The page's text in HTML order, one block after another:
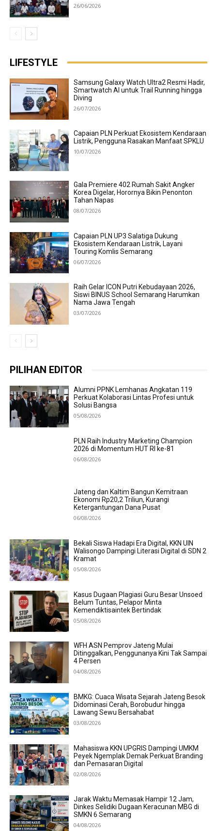
26/06/2026
LIFESTYLE
Samsung Galaxy Watch Ultra2 Resmi Hadir,
Smartwatch AI untuk Trail Running hingga
Diving
26/07/2026
Capaian PLN Perkuat Ekosistem Kendaraan
Listrik, Pengguna Rasakan Manfaat SPKLU
10/07/2026
Gala Premiere 402 Rumah Sakit Angker
Korea Digelar, Horornya Bikin Penonton
Tahan Napas
08/07/2026
Capaian PLN UP3 Salatiga Dukung
Ekosistem Kendaraan Listrik, Layani
Touring Komlis Semarang
06/07/2026
Raih Gelar ICON Putri Kebudayaan 2026,
Siswi BINUS School Semarang Harumkan
Nama Jawa Tengah
03/07/2026
PILIHAN EDITOR
Alumni PPNK Lemhanas Angkatan 119
Perkuat Kolaborasi Lintas Profesi untuk
Solusi Bangsa
05/08/2026
PLN Raih Industry Marketing Champion
2026 di Momentum HUT RI ke-81
06/08/2026
Jateng dan Kaltim Bangun Kemitraan
Ekonomi Rp20,2 Triliun, Kurangi
Ketergantungan Dana Pusat
06/08/2026
Bekali Siswa Hadapi Era Digital, KKN UIN
Walisongo Dampingi Literasi Digital di SDN 2
Kramat
05/08/2026
Kasus Dugaan Plagiasi Guru Besar Unsoed
Belum Tuntas, Pelapor Minta
Kemendiktisaintek Bertindak
05/08/2026
WFH ASN Pemprov Jateng Mulai
Ditinggalkan, Penggunanya Kini Tak Sampai
4 Persen
04/08/2026
BMKG: Cuaca Wisata Sejarah Jateng Besok
Didominasi Cerah, Borobudur hingga
Lawang Sewu Bersahabat
03/08/2026
Mahasiswa KKN UPGRIS Dampingi UMKM
Peyek Ngemplak Demak Perkuat Branding
dan Pemasaran Digital
02/08/2026
Jarak Waktu Memasak Hampir 12 Jam,
Dinkes Selidiki Dugaan Keracunan MBG di
SMKN 6 Semarang
04/08/2026